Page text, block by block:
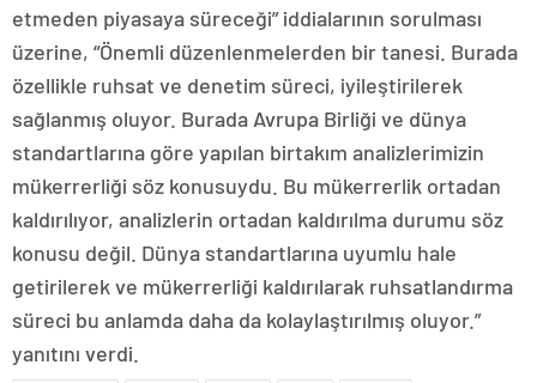
etmeden piyasaya süreceği” iddialarının sorulması
üzerine, “Önemli düzenlenmelerden bir tanesi. Burada
özellikle ruhsat ve denetim süreci, iyileştirilerek
sağlanmış oluyor. Burada Avrupa Birliği ve dünya
standartlarına göre yapılan birtakım analizlerimizin
mükerrerliği söz konusuydu. Bu mükerrerlik ortadan
kaldırılıyor, analizlerin ortadan kaldırılma durumu söz
konusu değil. Dünya standartlarına uyumlu hale
getirilerek ve mükerrerliği kaldırılarak ruhsatlandırma
süreci bu anlamda daha da kolaylaştırılmış oluyor.”
yanıtını verdi.